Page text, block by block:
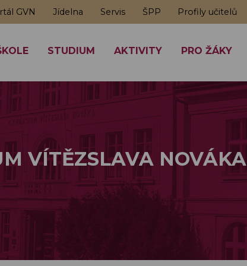
STUDIUM AKTIVITY PRO ŽÁKY
GVN Jídelna Servis ŠPP Profily učitelů
VÍTĚZSLAVA NOVÁKA